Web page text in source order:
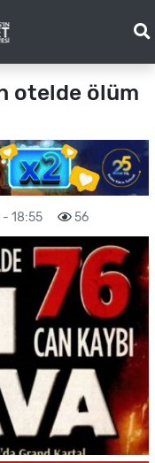
otelde ölüm
- 18:55 56